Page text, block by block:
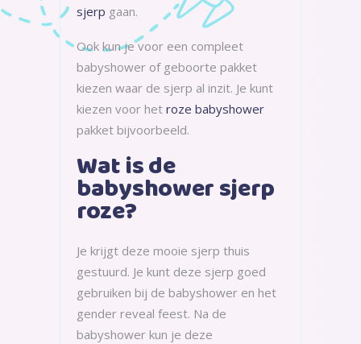
sjerp gaan.
Ook kun je voor een compleet
babyshower of geboorte pakket
kiezen waar de sjerp al inzit. Je kunt
kiezen voor het roze babyshower
pakket bijvoorbeeld.
Wat is de
babyshower sjerp
roze?
Je krijgt deze mooie sjerp thuis
gestuurd. Je kunt deze sjerp goed
gebruiken bij de babyshower en het
gender reveal feest. Na de
babyshower kun je deze